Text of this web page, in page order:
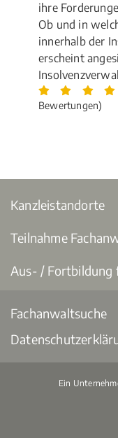
ihre
Ob und in
innerhalb der
erscheint
Bewertungen)
Kanzleistandorte
Teilnahme
Aus- / Fortbildung
Fachanwaltsuche
Ein